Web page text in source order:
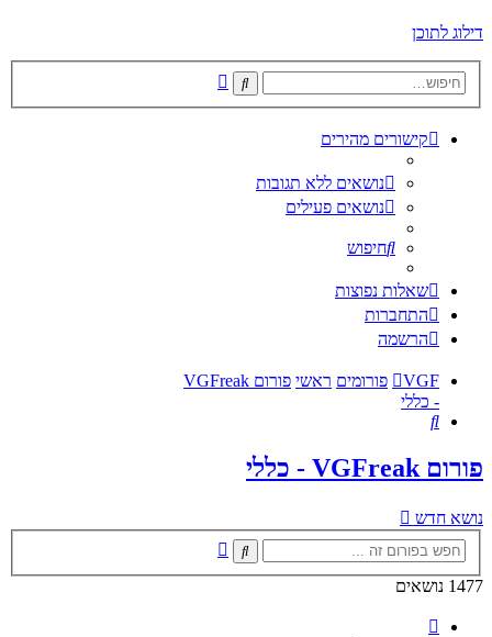
דילוג לתוכן
חיפוש
קישורים מהירים
נושאים ללא תגובות
נושאים פעילים
חיפוש
שאלות נפוצות
התחברות
הרשמה
VGF פורומים ראשי
פורום VGFreak
- כללי
חיפוש
פורום VGFreak - כללי
נושא חדש
חיפוש
1477 נושאים